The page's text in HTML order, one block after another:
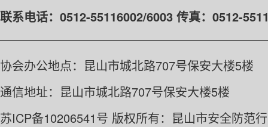
联系电话：0512-55116002/6003 传真：0512-
协会办公地点：昆山市城北路707号保安大楼5楼
通信地址：昆山市城北路707号保安大楼5楼
苏ICP备10206541号 版权所有：昆山市安全防范